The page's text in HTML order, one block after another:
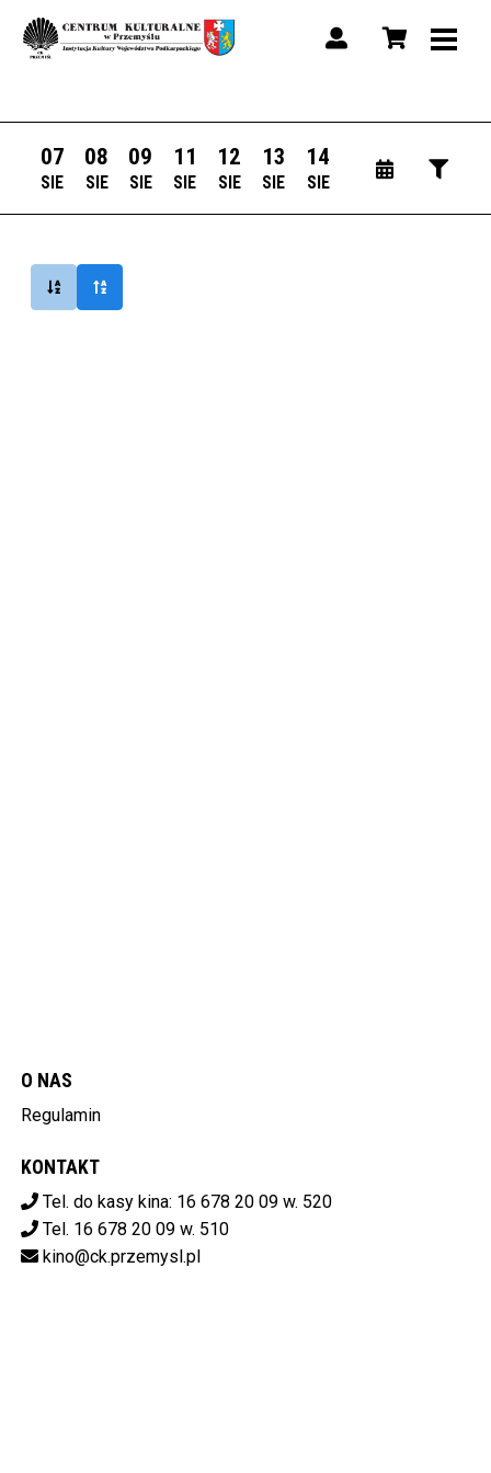
07
SIE
08
SIE
09
SIE
11
SIE
12
SIE
13
SIE
14
SIE
O NAS
Regulamin
KONTAKT
Tel. do kasy kina: 16 678 20 09 w. 520
Tel. 16 678 20 09 w. 510
kino@ck.przemysl.pl